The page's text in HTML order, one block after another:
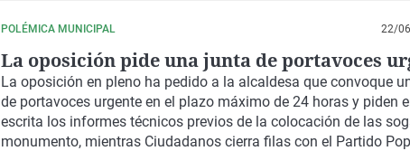
POLÉMICA MUNICIPAL 22/
La oposición pide una junta de portavoces
La oposición en pleno ha pedido a la alcaldesa que convoque
de portavoces urgente en el plazo máximo de 24 horas y piden
escrita los informes técnicos previos de la colocación de las
monumento, mientras Ciudadanos cierra filas con el Partido